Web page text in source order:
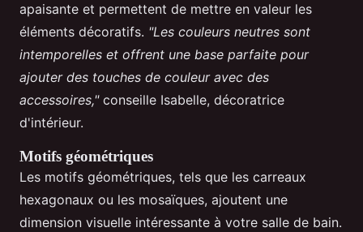
apaisante et permettent de mettre en valeur les
éléments décoratifs. "Les couleurs neutres sont
intemporelles et offrent une base parfaite pour
ajouter des touches de couleur avec des
accessoires,"conseille Isabelle, décoratrice
d'intérieur.
Motifs géométriques
Les motifs géométriques, tels que les carreaux
hexagonaux ou les mosaïques, ajoutent une
dimension visuelle intéressante à votre salle de bain.